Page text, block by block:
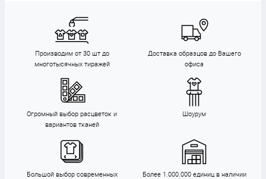
Производим от 30 шт до
многотысячных тиражей
Доставка образцов до Вашего
офиса
Огромный выбор расцветок и
вариантов тканей
Шоурум
Большой выбор современных
Более 1.000.000 единиц в наличии